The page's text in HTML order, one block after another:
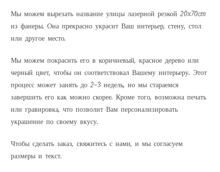
Мы можем вырезать название улицы лазерной резкой 20x70cm
из фанеры. Она прекрасно украсит Ваш интерьер, стену, стол
или другое место.
Мы можем покрасить его в коричневый, красное дерево или
черный цвет, чтобы он соответствовал Вашему интерьеру. Этот
процесс может занять до 2-3 недель, но мы стараемся
завершить его как можно скорее. Кроме того, возможна печать
или гравировка, что позволит Вам персонализировать
украшение по своему вкусу.
Чтобы сделать заказ, свяжитесь с нами, и мы согласуем
размеры и текст.